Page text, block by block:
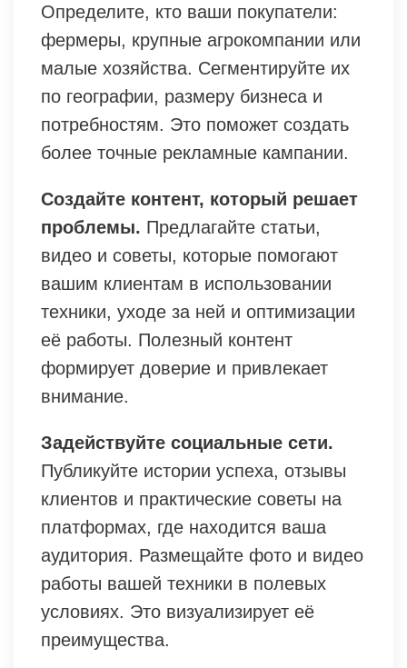
Определите, кто ваши покупатели:
фермеры, крупные агрокомпании или
малые хозяйства. Сегментируйте их
по географии, размеру бизнеса и
потребностям. Это поможет создать
более точные рекламные кампании.
Создайте контент, который решает
проблемы. Предлагайте статьи,
видео и советы, которые помогают
вашим клиентам в использовании
техники, уходе за ней и оптимизации
её работы. Полезный контент
формирует доверие и привлекает
внимание.
Задействуйте социальные сети.
Публикуйте истории успеха, отзывы
клиентов и практические советы на
платформах, где находится ваша
аудитория. Размещайте фото и видео
работы вашей техники в полевых
условиях. Это визуализирует её
преимущества.